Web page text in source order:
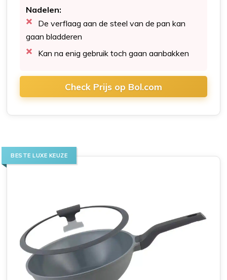
Nadelen:
De verflaag aan de steel van de pan kan
gaan bladderen
Kan na enig gebruik toch gaan aanbakken
Check Prijs op Bol.com
BESTE LUXE KEUZE